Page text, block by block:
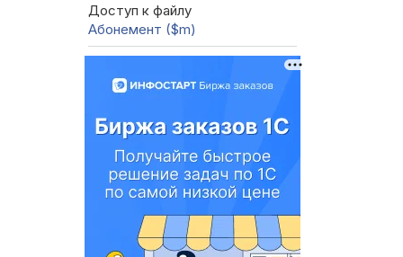
Доступ к файлу
Абонемент ($m)